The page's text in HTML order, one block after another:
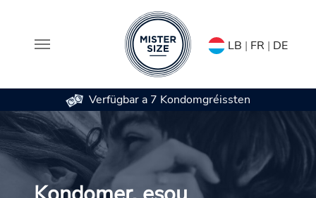
Skip to main content
LB | FR | DE
Verfügbar a 7 Kondomgréissten